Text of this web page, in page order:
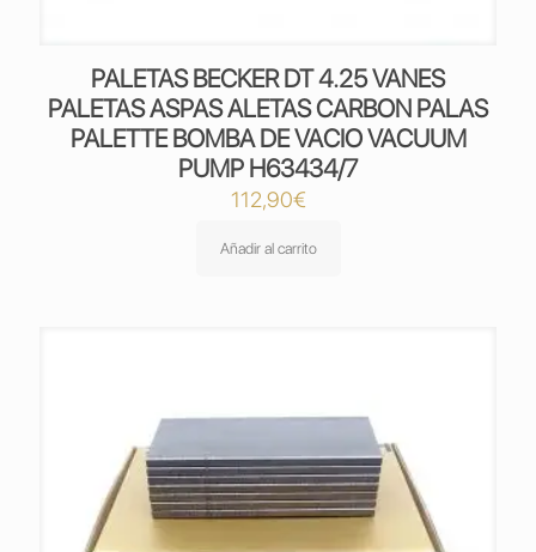
PALETAS BECKER DT 4.25 VANES
PALETAS ASPAS ALETAS CARBON PALAS
PALETTE BOMBA DE VACIO VACUUM
PUMP H63434/7
112,90€
Añadir al carrito